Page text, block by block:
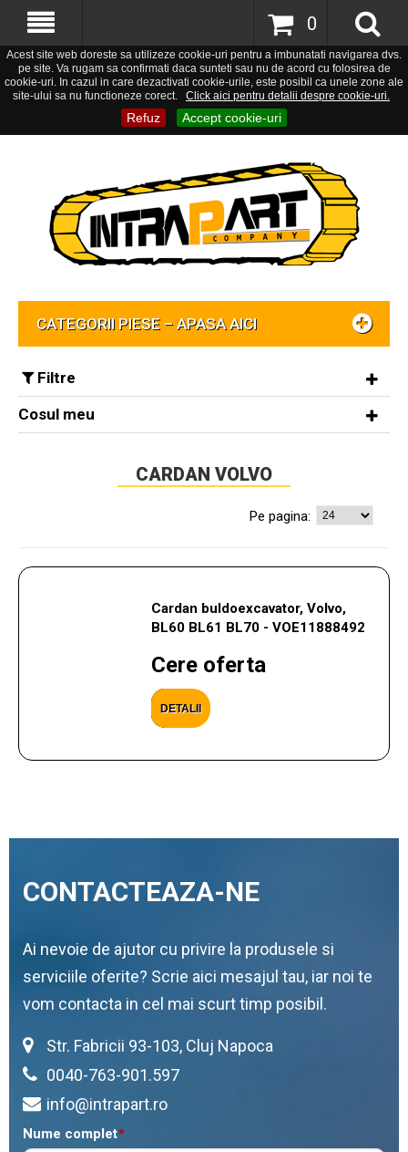
Acest site web doreste sa utilizeze cookie-uri pentru a imbunatati navigarea dvs.
pe site. Va rugam sa confirmati daca sunteti sau nu de acord cu folosirea de
cookie-uri. In cazul in care dezactivati cookie-urile, este posibil ca unele zone ale
site-ului sa nu functioneze corect.
Click aici pentru detalii despre cookie-uri.
Refuz Accept cookie-uri
0
CATEGORII PIESE – APASA AICI
Filtre
Cosul meu
CARDAN VOLVO
Pe pagina:
Cardan buldoexcavator, Volvo,
BL60 BL61 BL70 - VOE11888492
Cere oferta
DETALII
CONTACTEAZA-NE
Ai nevoie de ajutor cu privire la produsele si
serviciile oferite? Scrie aici mesajul tau, iar noi te
vom contacta in cel mai scurt timp posibil.
Str. Fabricii 93-103, Cluj Napoca
0040-763-901.597
info@intrapart.ro
*
Nume complet